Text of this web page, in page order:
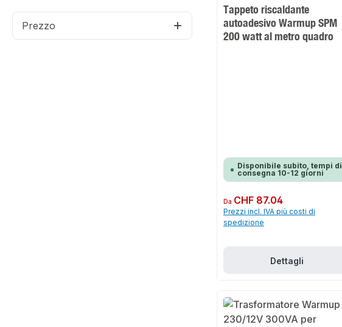
Prezzo
Tappeto riscaldante
autoadesivo Warmup SPM
200 watt al metro quadro
Disponibile subito, tempi di
consegna 10-12 giorni
Prezzo normale:
Da CHF 87.04
Prezzi incl. IVA più costi di
spedizione
Dettagli